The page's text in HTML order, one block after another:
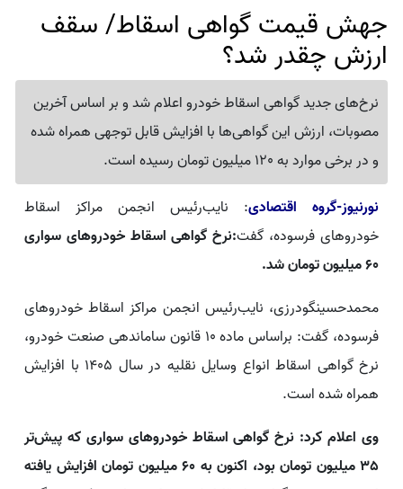
جهش قیمت گواهی اسقاط/ سقف
ارزش چقدر شد؟
نرخ‌های جدید گواهی اسقاط خودرو اعلام شد و بر اساس آخرین
مصوبات، ارزش این گواهی‌ها با افزایش قابل توجهی همراه شده
و در برخی موارد به 120 میلیون تومان رسیده است.
نورنیوز-گروه اقتصادی: نایب‌رئیس انجمن مراکز اسقاط
خودروهای فرسوده، گفت:نرخ گواهی اسقاط خودروهای سواری
60 میلیون تومان شد.
محمدحسینگودرزی، نایب‌رئیس انجمن مراکز اسقاط خودروهای
فرسوده، گفت: براساس ماده 10 قانون ساماندهی صنعت خودرو،
نرخ گواهی اسقاط انواع وسایل نقلیه در سال 1405 با افزایش
همراه شده است.
وی اعلام کرد: نرخ گواهی اسقاط خودروهای سواری که پیش‌تر
35 میلیون تومان بود، اکنون به 60 میلیون تومان افزایش یافته